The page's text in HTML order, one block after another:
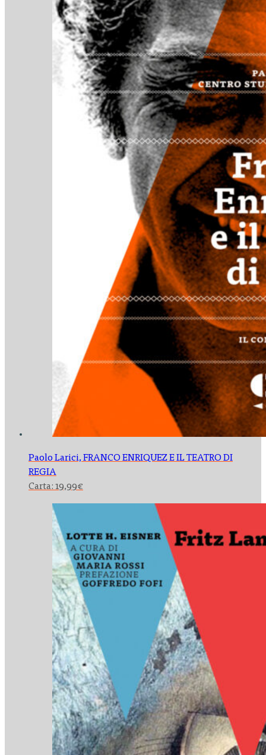
Paolo Larici,FRANCO ENRIQUEZ E IL TEATRO DI
REGIA
Carta: 19,99€